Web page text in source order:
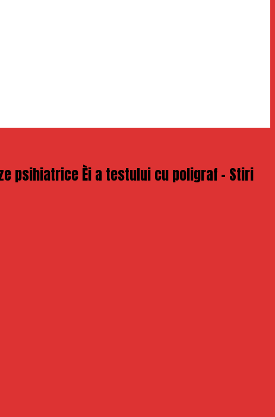
psihiatrice Èi a testului cu poligraf – Stiri